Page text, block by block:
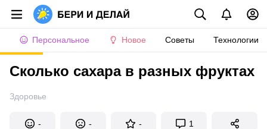
Персональное Новое Советы Технологии
Сколько сахара в разных фруктах
Здоровье
- - - 1